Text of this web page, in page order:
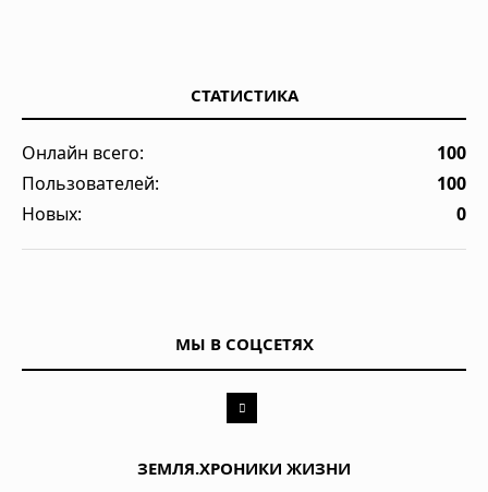
СТАТИСТИКА
Онлайн всего:
100
Пользователей:
100
Новых:
0
МЫ В СОЦСЕТЯХ
ЗЕМЛЯ.ХРОНИКИ ЖИЗНИ